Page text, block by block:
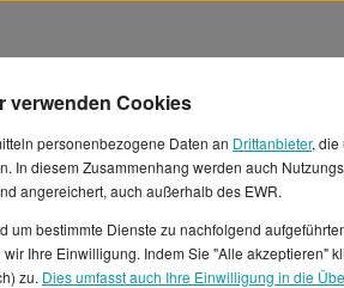
in Deutschland
verwenden Cookies
personenbezogene Daten an Drittanbieter, die
In diesem Zusammenhang werden auch
angereichert, auch außerhalb des EWR.
um bestimmte Dienste zu nachfolgend
Ihre Einwilligung. Indem Sie "Alle akzeptieren"
zu. Dies umfasst auch Ihre Einwilligung in die